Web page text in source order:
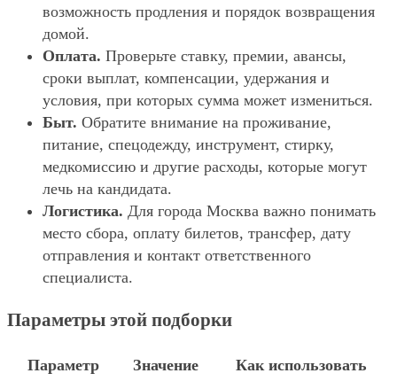
возможность продления и порядок возвращения
домой.
Оплата. Проверьте ставку, премии, авансы,
сроки выплат, компенсации, удержания и
условия, при которых сумма может измениться.
Быт. Обратите внимание на проживание,
питание, спецодежду, инструмент, стирку,
медкомиссию и другие расходы, которые могут
лечь на кандидата.
Логистика. Для города Москва важно понимать
место сбора, оплату билетов, трансфер, дату
отправления и контакт ответственного
специалиста.
Параметры этой подборки
Параметр Значение Как использовать